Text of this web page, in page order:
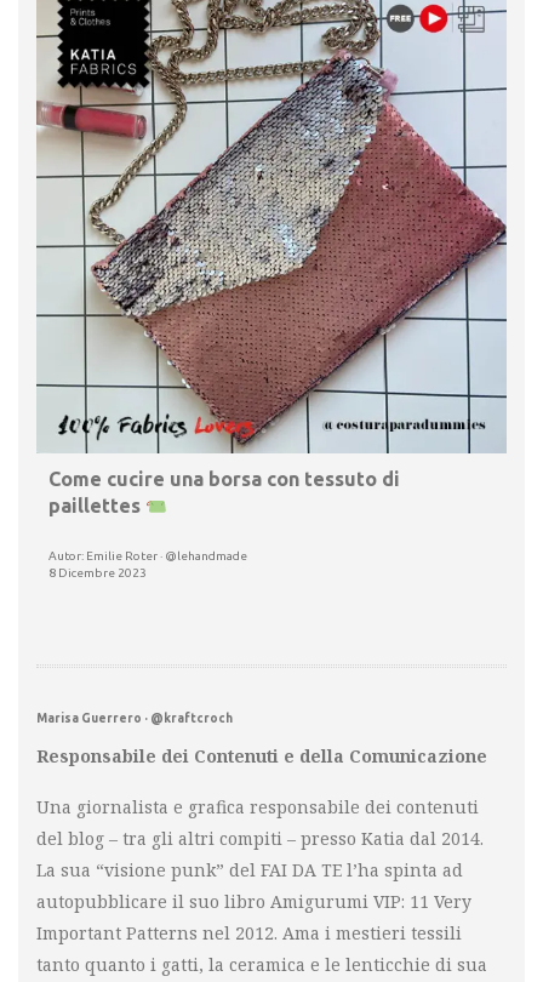
Come cucire una borsa con tessuto di
paillettes
Autor: Emilie Roter · @lehandmade
8 Dicembre 2023
Marisa Guerrero · @kraftcroch
Responsabile dei Contenuti e della Comunicazione
Una giornalista e grafica responsabile dei contenuti
del blog – tra gli altri compiti – presso Katia dal 2014.
La sua “visione punk” del FAI DA TE l’ha spinta ad
autopubblicare il suo libro Amigurumi VIP: 11 Very
Important Patterns nel 2012. Ama i mestieri tessili
tanto quanto i gatti, la ceramica e le lenticchie di sua